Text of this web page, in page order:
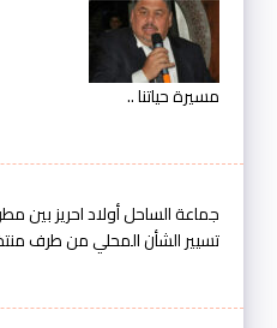
مسيرة حياتنا ..
جماعة الساحل أولاد احريز بين
تسيير الشأن المحلي من طرف